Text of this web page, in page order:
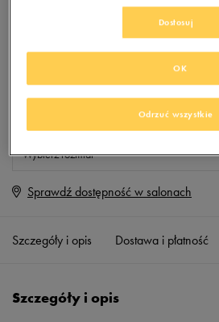
KLUBIE 50 STYLE
Produkt niedostępny
Jeśli artykuł będzie ponownie dostępny,
Wybierz rozmiar
Rozmiary EU
Sprawdź dostępność w salonach
Szczegóły i opis Dostawa i płatność
Szczegóły i opis
Dostosuj
Odrzuć wszystkie
OK